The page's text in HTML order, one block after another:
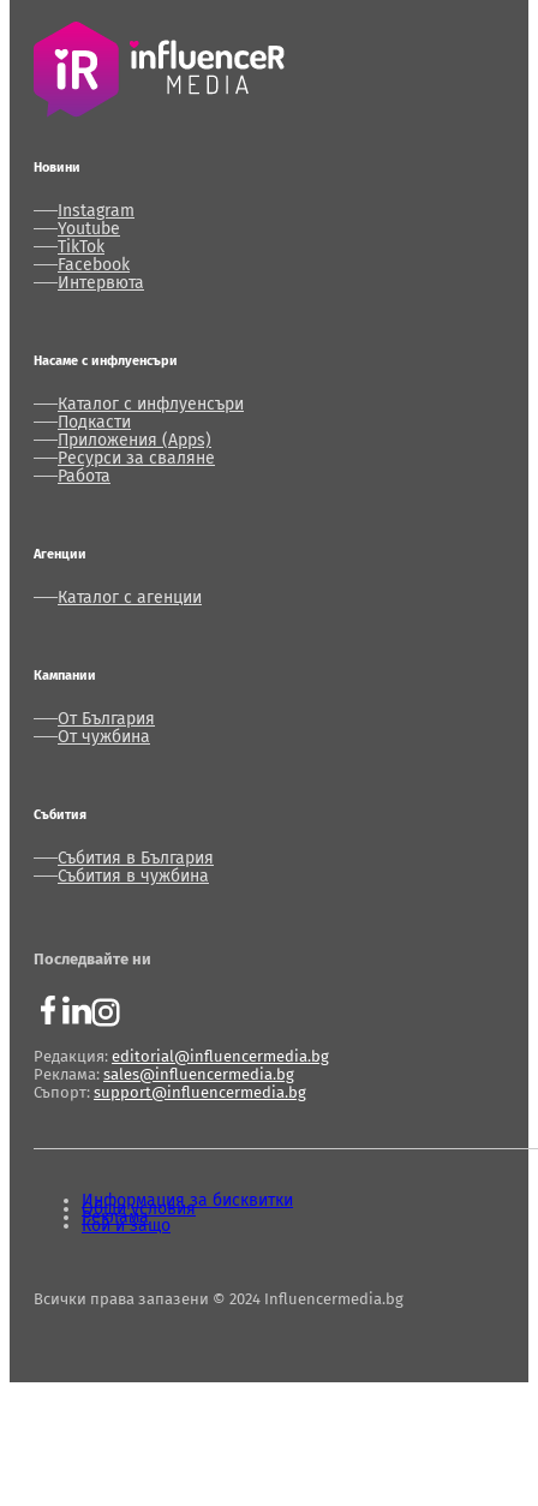
Новини
Instagram
Youtube
TikTok
Facebook
Интервюта
Насаме с инфлуенсъри
Каталог с инфлуенсъри
Подкасти
Приложения (Apps)
Ресурси за сваляне
Работа
Агенции
Каталог с агенции
Кампании
От България
От чужбина
Събития
Събития в България
Събития в чужбина
Последвайте ни
Редакция: editorial@influencermedia.bg
Реклама: sales@influencermedia.bg
Съпорт: support@influencermedia.bg
Всички права запазени © 2024 Influencermedia.bg
Информация за бисквитки
Общи условия
Реклама
Кой и защо